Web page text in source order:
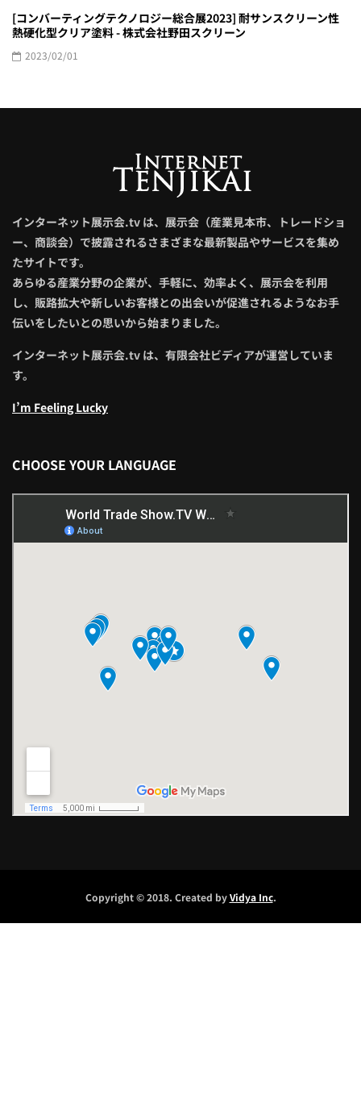
[コンバーティングテクノロジー総合展2023] 耐サンスクリーン性
熱硬化型クリア塗料 - 株式会社野田スクリーン
2023/02/01
インターネット展示会.tv は、展示会（産業見本市、トレードショ
ー、商談会）で披露されるさまざまな最新製品やサービスを集め
たサイトです。
あらゆる産業分野の企業が、手軽に、効率よく、展示会を利用
し、販路拡大や新しいお客様との出会いが促進されるようなお手
伝いをしたいとの思いから始まりました。
インターネット展示会.tv は、有限会社ビディアが運営していま
す。
I’m Feeling Lucky
CHOOSE YOUR LANGUAGE
Copyright © 2018. Created byVidya Inc.